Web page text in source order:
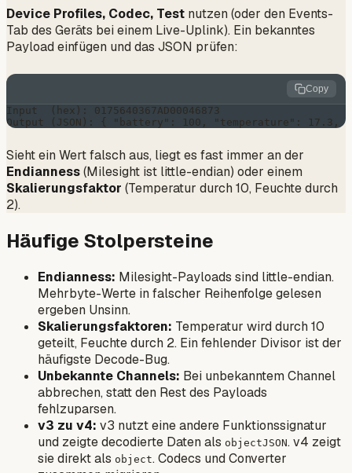
Device Profiles, Codec, Test nutzen (oder den Events-
Tab des Geräts bei einem Live-Uplink). Ein bekanntes
Payload einfügen und das JSON prüfen:
Copy
Input  (hex): 0175640367AD00046873
Sieht ein Wert falsch aus, liegt es fast immer an der
Endianness(Milesight ist little-endian) oder einem
Skalierungsfaktor (Temperatur durch 10, Feuchte durch
2).
Häufige Stolpersteine
Endianness: Milesight-Payloads sind little-endian.
Mehrbyte-Werte in falscher Reihenfolge gelesen
ergeben Unsinn.
Skalierungsfaktoren: Temperatur wird durch 10
geteilt, Feuchte durch 2. Ein fehlender Divisor ist der
häufigste Decode-Bug.
Unbekannte Channels: Bei unbekanntem Channel
abbrechen, statt den Rest des Payloads
fehlzuparsen.
v3 zu v4: v3 nutzt eine andere Funktionssignatur
und zeigte decodierte Daten als objectJSON. v4 zeigt
sie direkt als object. Codecs und Converter